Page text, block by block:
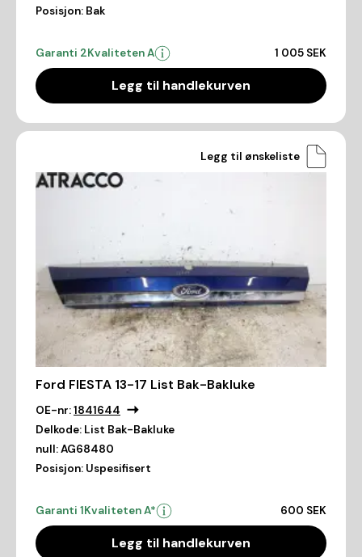
Posisjon: Bak
Garanti 2Kvaliteten A 1 005 SEK
Legg til handlekurven
Legg til ønskeliste
Ford FIESTA 13-17 List Bak-Bakluke
OE-nr:1841644
Delkode: List Bak-Bakluke
null:AG68480
Posisjon: Uspesifisert
Garanti 1Kvaliteten A* 600 SEK
Legg til handlekurven